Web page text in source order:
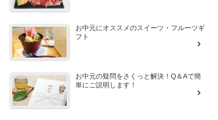
お中元にオススメのスイーツ・フルーツギ
フト
お中元の疑問をさくっと解決！Q＆Aで簡
単にご説明します！